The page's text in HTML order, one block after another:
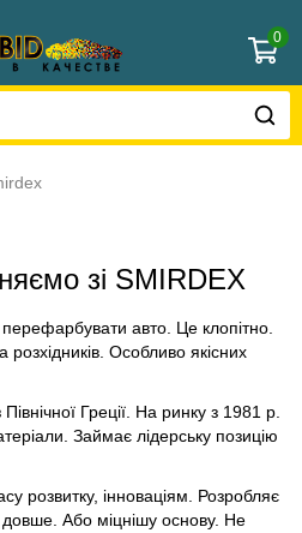
0
зі SMIRDEX
авто. Це клопітно.
розхідників. Особливо якісних
Греції. На ринку з 1981 р.
Займає лідерську позицію
розвитку, інноваціям. Розробляє
Або міцнішу основу. Не